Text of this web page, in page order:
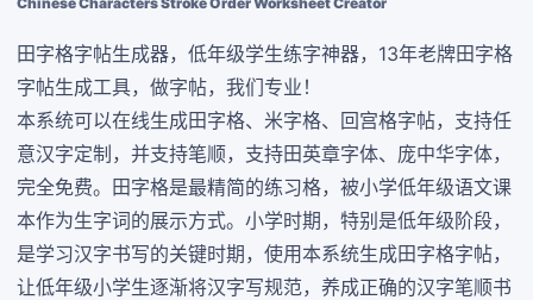
田字格字帖生成器，低年级学生练字神器，13年老牌田字格
字帖生成工具，做字帖，我们专业！
本系统可以在线生成田字格、米字格、回宫格字帖，支持任
意汉字定制，并支持笔顺，支持田英章字体、庞中华字体，
完全免费。田字格是最精简的练习格，被小学低年级语文课
本作为生字词的展示方式。小学时期，特别是低年级阶段，
是学习汉字书写的关键时期，使用本系统生成田字格字帖，
让低年级小学生逐渐将汉字写规范，养成正确的汉字笔顺书